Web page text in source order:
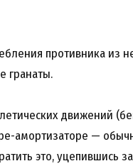
противника
гранаты.
движений
амортизаторе —
это, уцепившись